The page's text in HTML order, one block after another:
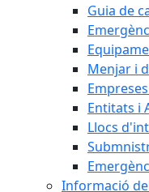
Guia de
Menjar i
Entitats i
Llocs
Informació